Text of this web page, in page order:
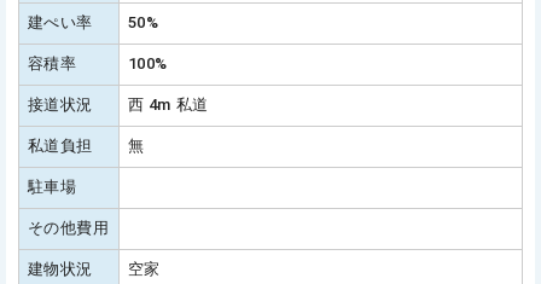
建ぺい率 50%
容積率 100%
接道状況 西 4m 私道
私道負担 無
駐車場
その他費用
建物状況 空家